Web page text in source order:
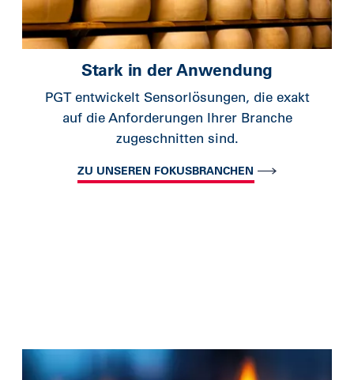
Stark in der Anwendung
PGT entwickelt Sensorlösungen, die exakt
auf die Anforderungen Ihrer Branche
zugeschnitten sind.
ZU UNSEREN FOKUSBRANCHEN